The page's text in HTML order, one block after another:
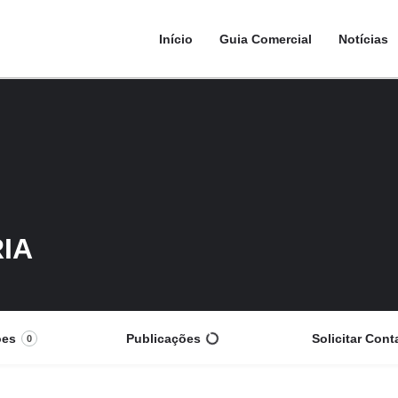
Início Guia Comercial Notícias
0 Publicações Solicitar